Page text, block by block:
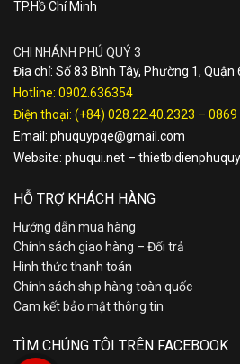
TP.Hồ Chí Minh
CHI NHÁNH PHÚ QUÝ 3
Địa chỉ: Số 83 Bình Tây, Phường 1, Quận
Hotline: 0902.636354
Điện thoại: (+84) 028.22.40.2323 – 0869
Email: phuquypqe@gmail.com
Website: phuqui.net –
HỖ TRỢ KHÁCH HÀNG
Hướng dẫn mua hàng
Chính sách giao hàng – Đổi trả
Hình thức thanh toán
Chính sách ship hàng toàn quốc
Cam kết bảo mật thông tin
TÌM CHÚNG TÔI TRÊN FACEBOOK